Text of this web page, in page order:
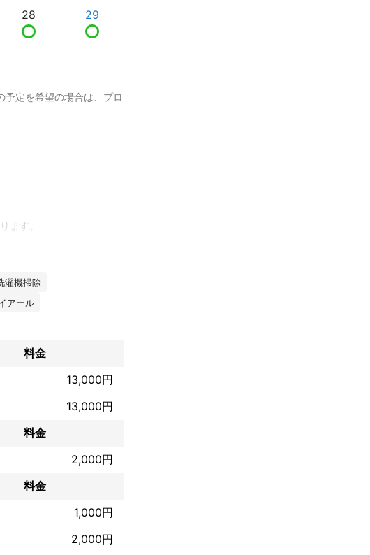
28 29
定を希望の場合は、プロ
ます。
０台以上をこなしてきま
らかったお部屋の整理整
の目でご確認いただく作
濯機掃除
アール
料金
13,000円
13,000円
料金
2,000円
料金
1,000円
2,000円